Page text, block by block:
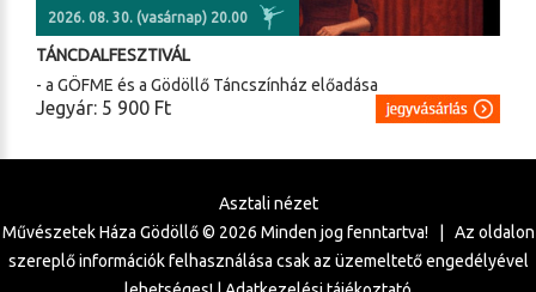
2026. 08. 30. (vasárnap) 20.00
TÁNCDALFESZTIVÁL
- a GÖFME és a Gödöllő Táncszínház előadása
Jegyár: 5 900 Ft
Asztali nézet
Művészetek Háza Gödöllő © 2026 Minden jog fenntartva! | Az oldalon
szereplő információk felhasználása csak az üzemeltető engedélyével